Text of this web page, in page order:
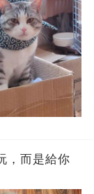
，而是給你